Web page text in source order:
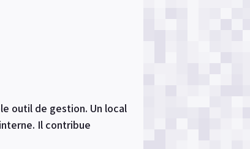
outil de gestion. Un local
Il contribue